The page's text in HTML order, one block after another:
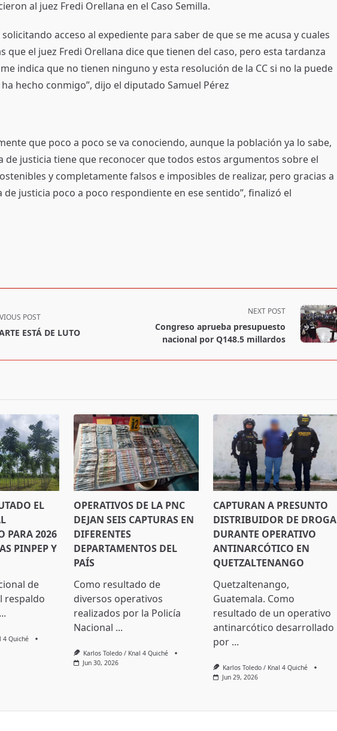
al juez Fredi Orellana en el Caso Semilla.
solicitando acceso al expediente para saber de que se me acusa y cuales
que el juez Fredi Orellana dice que tienen del caso, pero esta tardanza
indica que no tienen ninguno y esta resolución de la CC si no la puede
hecho conmigo”, dijo el diputado Samuel Pérez
que poco a poco se va conociendo, aunque la población ya lo sabe,
de justicia tiene que reconocer que todos estos argumentos sobre el
y completamente falsos e imposibles de realizar, pero gracias a
de justicia poco a poco respondiente en ese sentido”, finalizó el
POST
ESTÁ DE LUTO
NEXT POST
Congreso aprueba presupuesto
nacional por Q148.5 millardos
EL
PARA 2026
PINPEP Y
de
respaldo
...
4 Quiché
OPERATIVOS DE LA PNC
DEJAN SEIS CAPTURAS EN
DIFERENTES
DEPARTAMENTOS DEL
PAÍS
Como resultado de
diversos operativos
realizados por la Policía
Nacional ...
Karlos Toledo / Knal 4 Quiché
Jun 30, 2026
CAPTURAN A PRESUNTO
DISTRIBUIDOR DE DROGA
DURANTE OPERATIVO
ANTINARCÓTICO EN
QUETZALTENANGO
Quetzaltenango,
Guatemala. Como
resultado de un operativo
antinarcótico desarrollado
por ...
Karlos Toledo / Knal 4 Quiché
Jun 29, 2026